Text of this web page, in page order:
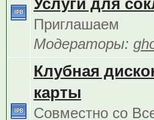
Услуги для
Приглашаем
Модераторы:
Клубная
карты
Совместно со